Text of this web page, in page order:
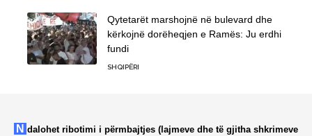
Qytetarët marshojnë në bulevard dhe
kërkojnë dorëheqjen e Ramës: Ju erdhi
fundi
SHQIPËRI
Ndalohet ribotimi i përmbajtjes (lajmeve dhe të gjitha shkrimeve